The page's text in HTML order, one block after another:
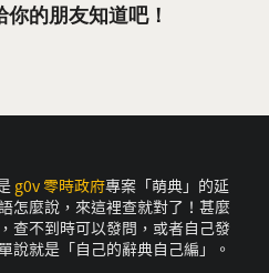
你的朋友知道吧！
g0v 零時政府專案「萌典」的延
怎麼說，來這裡查就對了！甚麼
查不到時可以發問，或者自己發
說就是「自己的辭典自己編」。